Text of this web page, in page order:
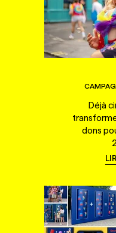
Déjà
dons